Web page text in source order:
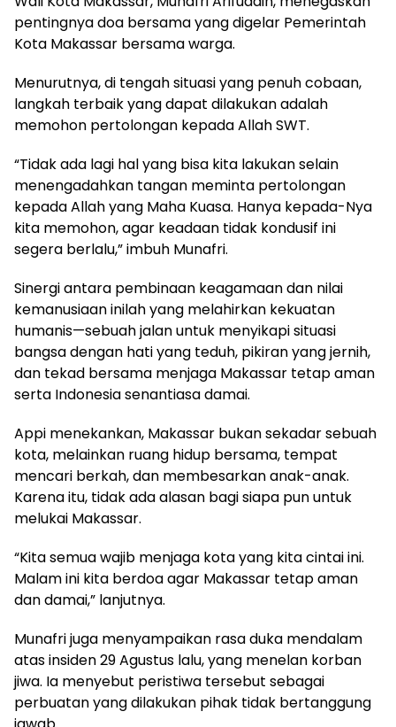
pentingnya doa bersama yang digelar Pemerintah
Kota Makassar bersama warga.
Menurutnya, di tengah situasi yang penuh cobaan,
langkah terbaik yang dapat dilakukan adalah
memohon pertolongan kepada Allah SWT.
“Tidak ada lagi hal yang bisa kita lakukan selain
menengadahkan tangan meminta pertolongan
kepada Allah yang Maha Kuasa. Hanya kepada-Nya
kita memohon, agar keadaan tidak kondusif ini
segera berlalu,” imbuh Munafri.
Sinergi antara pembinaan keagamaan dan nilai
kemanusiaan inilah yang melahirkan kekuatan
humanis—sebuah jalan untuk menyikapi situasi
bangsa dengan hati yang teduh, pikiran yang jernih,
dan tekad bersama menjaga Makassar tetap aman
serta Indonesia senantiasa damai.
Appi menekankan, Makassar bukan sekadar sebuah
kota, melainkan ruang hidup bersama, tempat
mencari berkah, dan membesarkan anak-anak.
Karena itu, tidak ada alasan bagi siapa pun untuk
melukai Makassar.
“Kita semua wajib menjaga kota yang kita cintai ini.
Malam ini kita berdoa agar Makassar tetap aman
dan damai,” lanjutnya.
Munafri juga menyampaikan rasa duka mendalam
atas insiden 29 Agustus lalu, yang menelan korban
jiwa. Ia menyebut peristiwa tersebut sebagai
perbuatan yang dilakukan pihak tidak bertanggung